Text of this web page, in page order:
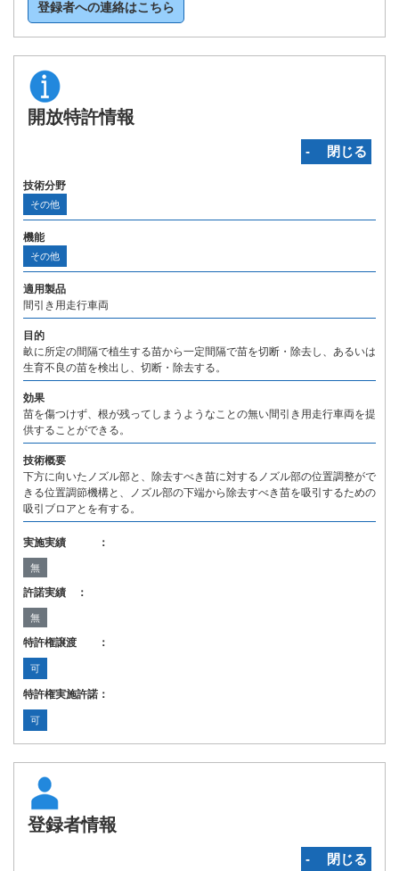
登録者への連絡はこちら
開放特許情報
‐ 閉じる
技術分野
その他
機能
その他
適用製品
間引き用走行車両
目的
畝に所定の間隔で植生する苗から一定間隔で苗を切断・除去し、あるいは
生育不良の苗を検出し、切断・除去する。
効果
苗を傷つけず、根が残ってしまうようなことの無い間引き用走行車両を提
供することができる。
技術概要
下方に向いたノズル部と、除去すべき苗に対するノズル部の位置調整がで
きる位置調節機構と、ノズル部の下端から除去すべき苗を吸引するための
吸引ブロアとを有する。
実施実績 ：
無
許諾実績 ：
無
特許権譲渡 ：
可
特許権実施許諾：
可
登録者情報
‐ 閉じる